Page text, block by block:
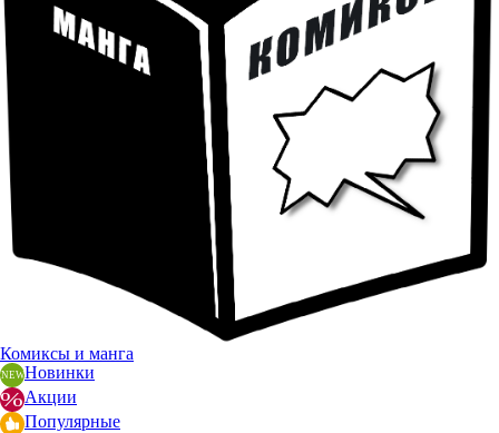
Комиксы и манга
Новинки
Акции
Популярные